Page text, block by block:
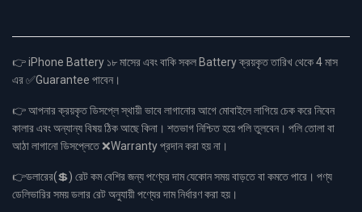
👉 iPhone Battery ১৮ মাসের এবং বাকি সকল Battery ক্রয়কৃত তারিখ থেকে 4 মাস
এর ✅Guarantee পাবেন।
👉 আপনার ক্রয়কৃত ডিসপ্লে স্থায়ী ভাবে লাগানোর আগে মোবাইলে লাগিয়ে চেক করে নিবেন
কালার এবং অন্যান্য বিষয় ঠিক আছে কিনা। শতভাগ নিশ্চিত হয়ে পলি তুলবেন। পলি তোলা বা
আঠা লাগানো ডিসপ্লেতে ❌Warranty প্রদান করা হয় না।
👉ডলারের(💲) রেট কম বেশির জন্য পণ্যের দাম যেকোন সময় বাড়তে বা কমতে পারে। পণ্য
ডেলিভারির সময় ডলার রেট অনুযায়ী পণ্যের দাম নির্ধারণ করা হয়।